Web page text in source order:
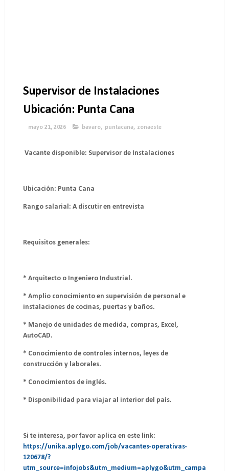
Supervisor de Instalaciones
Ubicación: Punta Cana
mayo 21, 2026 bavaro, puntacana, zonaeste
Vacante disponible: Supervisor de Instalaciones
Ubicación: Punta Cana
Rango salarial: A discutir en entrevista
Requisitos generales:
* Arquitecto o Ingeniero Industrial.
* Amplio conocimiento en supervisión de personal e
instalaciones de cocinas, puertas y baños.
* Manejo de unidades de medida, compras, Excel,
AutoCAD.
* Conocimiento de controles internos, leyes de
construcción y laborales.
* Conocimientos de inglés.
* Disponibilidad para viajar al interior del país.
Si te interesa, por favor aplica en este link:
https://unika.aplygo.com/job/vacantes-operativas-
120678/?
utm_source=infojobs&utm_medium=aplygo&utm_campa